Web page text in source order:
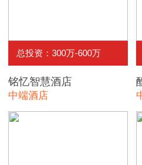
总投资：300万-600万
铭忆智慧酒店
中端酒店